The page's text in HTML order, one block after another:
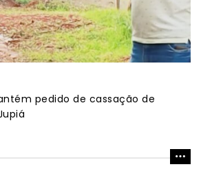
pedido de cassação de